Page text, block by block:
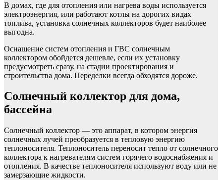
В домах, где для отопления или нагрева воды используется
электроэнергия, или работают котлы на дорогих видах
топлива, установка солнечных коллекторов будет наиболее
выгодна.
Оснащение систем отопления и ГВС солнечным
коллектором обойдется дешевле, если их установку
предусмотреть сразу, на стадии проектирования и
строительства дома. Переделки всегда обходятся дороже.
Солнечный коллектор для дома,
бассейна
Солнечный коллектор — это аппарат, в котором энергия
солнечных лучей преобразуется в тепловую энергию
теплоносителя. Теплоноситель переносит тепло от солнечного
коллектора к нагревателям систем горячего водоснабжения и
отопления. В качестве теплоносителя используют воду или не
замерзающие жидкости.